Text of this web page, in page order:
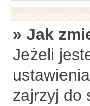
» Jak
Jeżeli
zajrzyj do